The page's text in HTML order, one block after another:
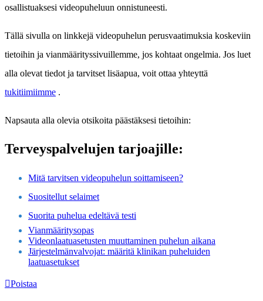
osallistuaksesi videopuheluun onnistuneesti.
Tällä sivulla on linkkejä videopuhelun perusvaatimuksia koskeviin
tietoihin ja vianmäärityssivuillemme, jos kohtaat ongelmia. Jos luet
alla olevat tiedot ja tarvitset lisäapua, voit ottaa yhteyttä
tukitiimiimme .
Napsauta alla olevia otsikoita päästäksesi tietoihin:
Terveyspalvelujen tarjoajille:
Mitä tarvitsen videopuhelun soittamiseen?
Suositellut selaimet
Suorita puhelua edeltävä testi
Vianmääritysopas
Videonlaatuasetusten muuttaminen puhelun aikana
Järjestelmänvalvojat: määritä klinikan puheluiden
laatuasetukset
Poistaa